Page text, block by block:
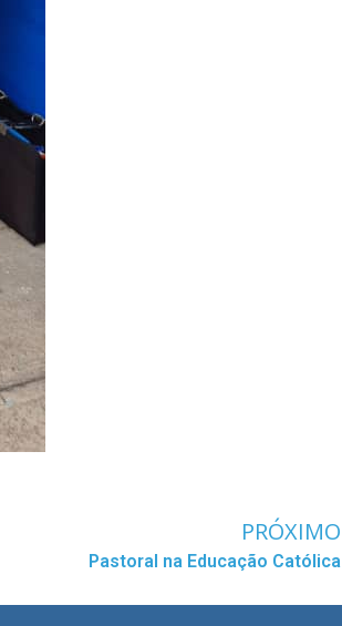
PRÓXIMO
Pastoral na Educação Católica